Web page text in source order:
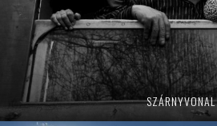
SZÁRNYVONAL